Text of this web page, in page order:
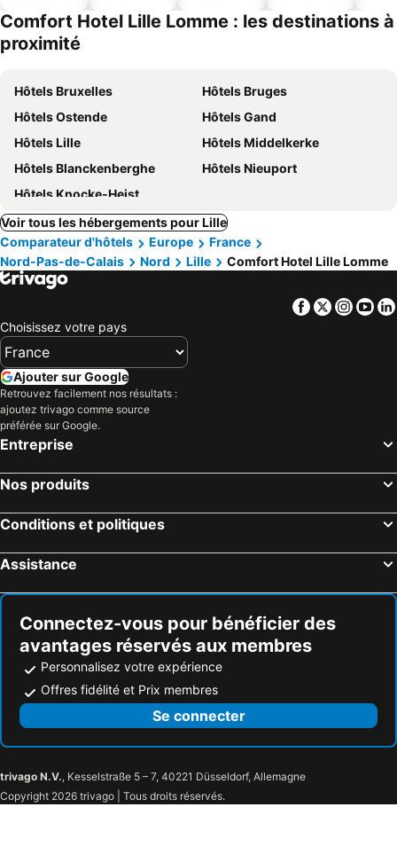
Comfort Hotel Lille Lomme : les destinations à
proximité
Hôtels Bruxelles
Hôtels Bruges
Hôtels Ostende
Hôtels Gand
Hôtels Lille
Hôtels Middelkerke
Hôtels Blanckenberghe
Hôtels Nieuport
Hôtels Knocke-Heist
Voir tous les hébergements pour Lille
Comparateur d'hôtels
Europe
France
Nord-Pas-de-Calais
Nord Lille Comfort Hotel Lille Lomme
Facebook
Twitter
Choisissez votre pays
Ajouter sur Google
Retrouvez facilement nos résultats :
ajoutez trivago comme source
préférée sur Google.
Entreprise
Nos produits
Conditions et politiques
Assistance
Connectez-vous pour bénéficier des
avantages réservés aux membres
Personnalisez votre expérience
Offres fidélité et Prix membres
Se connecter
trivago N.V., Kesselstraße 5 – 7, 40221 Düsseldorf, Allemagne
Copyright 2026 trivago | Tous droits réservés.